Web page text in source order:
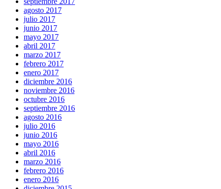
agosto 2017
julio 2017
junio 2017
mayo 2017
abril 2017
marzo 2017
febrero 2017
enero 2017
diciembre 2016
noviembre 2016
octubre 2016
septiembre 2016
agosto 2016
julio 2016
junio 2016
mayo 2016
abril 2016
marzo 2016
febrero 2016
enero 2016